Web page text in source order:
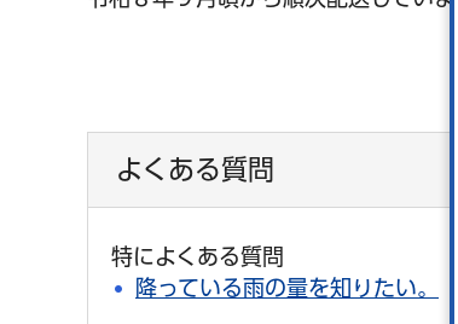
よくある質問
特によくある質問
降っている雨の量を知りたい。